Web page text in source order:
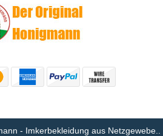
- Imkerbekleidung aus Netzgewebe..